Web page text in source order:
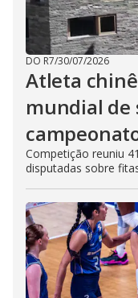
DO R7/30/07/2026
Atleta
mundial de
Competição reuniu
disputadas sobre